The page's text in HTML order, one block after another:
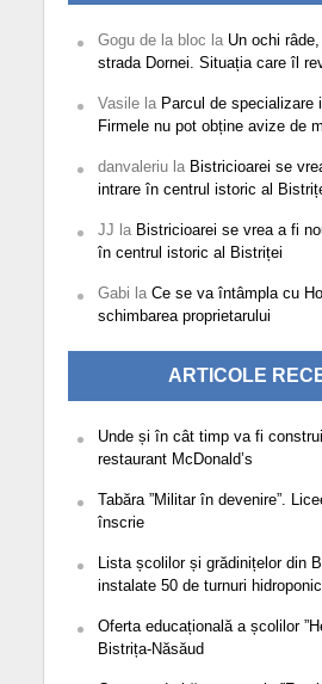
Gogu de la bloc la Un ochi
strada Dornei. Situația care îl
Vasilela Parcul de specializare
Firmele nu pot obține avize de
danvaleriula Bistricioarei se
intrare în centrul istoric al
JJ la Bistricioarei se vrea a fi
în centrul istoric al Bistriței
Gabi la Ce se va întâmpla cu
schimbarea proprietarului
ARTICOLE
Unde și în cât timp va fi
restaurant McDonald’s
Tabăra ”Militar în devenire”.
înscrie
Lista școlilor și grădinițelor din
instalate 50 de turnuri
Oferta educațională a școlilor
Bistrița-Năsăud